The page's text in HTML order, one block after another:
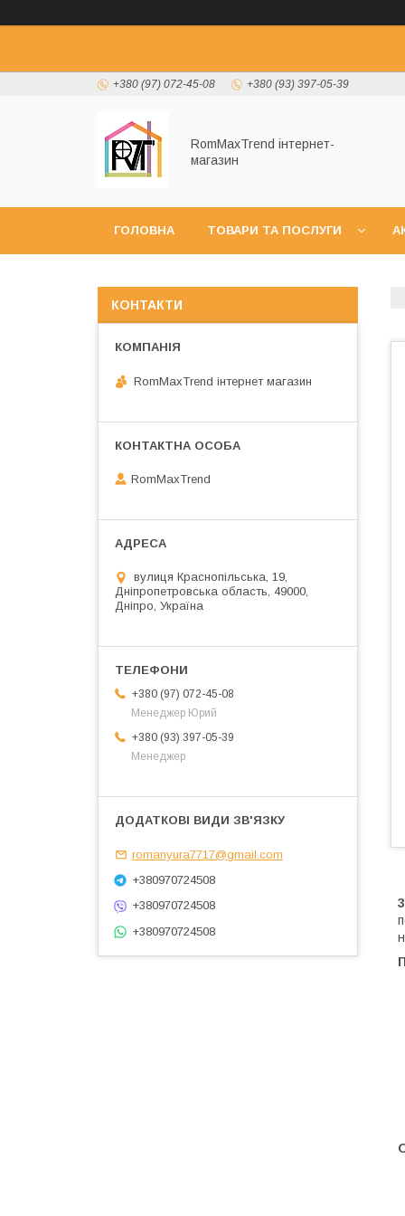
+380 (97) 072-45-08 +380 (93) 397-05-39
RomMaxTrend інтернет-
магазин
ГОЛОВНА ТОВАРИ ТА ПОСЛУГИ
КОНТАКТИ
RomMaxTrend інтернет магазин
RomMaxTrend
вулиця Краснопільська, 19,
Дніпропетровська область, 49000,
Дніпро, Україна
+380 (97) 072-45-08
Менеджер Юрий
+380 (93) 397-05-39
Менеджер
romanyura7717@gmail.com
+380970724508
+380970724508
+380970724508